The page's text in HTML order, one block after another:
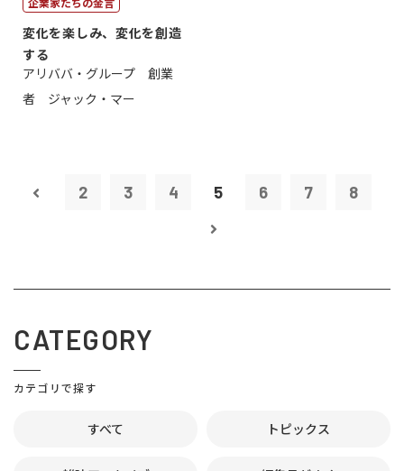
変化を楽しみ、変化を創造
する
アリババ・グループ 創業
者 ジャック・マー
2 3 4 5 6 7 8
CATEGORY
カテゴリで探す
すべて トピックス